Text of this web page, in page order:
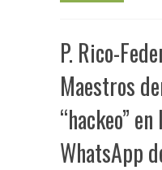
P. Rico-
Maestros
“hackeo”
WhatsApp